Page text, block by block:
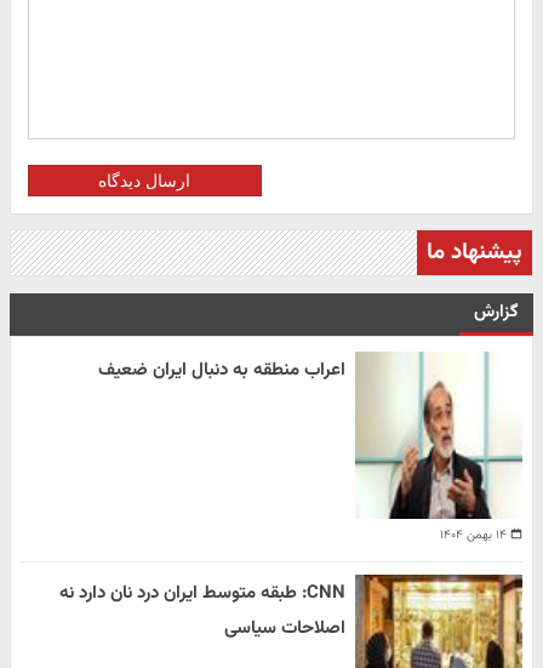
ارسال دیدگاه
پیشنهاد ما
گزارش
۱۴ بهمن ۱۴۰۴
اعراب منطقه به دنبال ایران ضعیف
CNN: طبقه متوسط ایران درد نان دارد نه
اصلاحات سیاسی